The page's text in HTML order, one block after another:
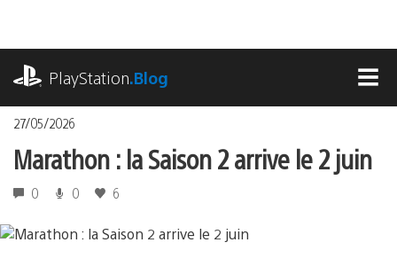
contenu
PlayStation.Blog
27/05/2026
Marathon : la Saison 2 arrive le 2 juin
0 0 6